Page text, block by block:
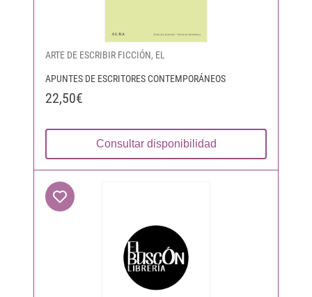
ARTE DE ESCRIBIR FICCIÓN, EL
APUNTES DE ESCRITORES CONTEMPORÁNEOS
22,50€
Consultar disponibilidad